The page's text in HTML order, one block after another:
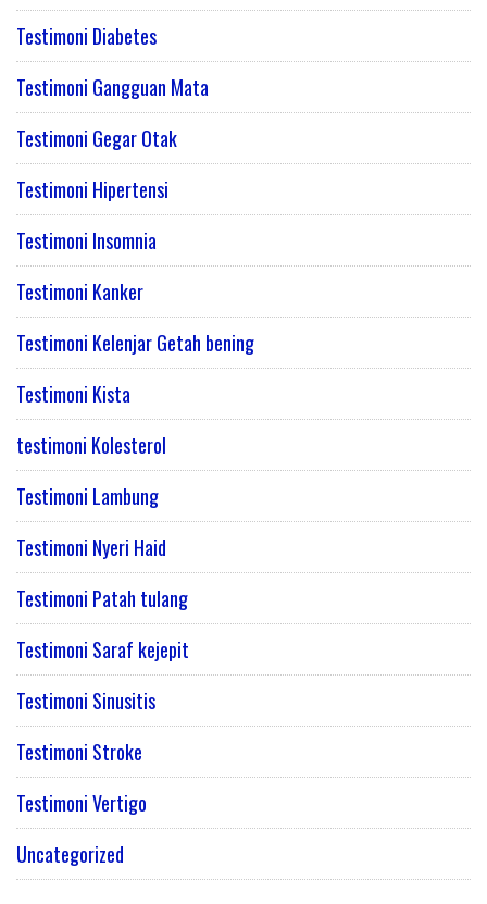
Testimoni Diabetes
Testimoni Gangguan Mata
Testimoni Gegar Otak
Testimoni Hipertensi
Testimoni Insomnia
Testimoni Kanker
Testimoni Kelenjar Getah bening
Testimoni Kista
testimoni Kolesterol
Testimoni Lambung
Testimoni Nyeri Haid
Testimoni Patah tulang
Testimoni Saraf kejepit
Testimoni Sinusitis
Testimoni Stroke
Testimoni Vertigo
Uncategorized